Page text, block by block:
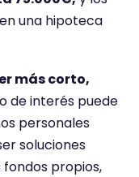
una hipoteca
más corto,
de interés puede
personales
soluciones
propios,